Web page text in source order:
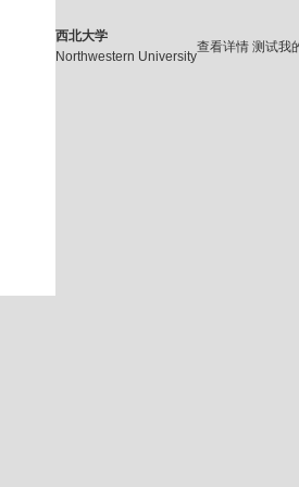
西北大学
Northwestern University
查看详情 测试我